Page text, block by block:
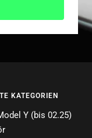
KATEGORIEN
Y (bis 02.25)